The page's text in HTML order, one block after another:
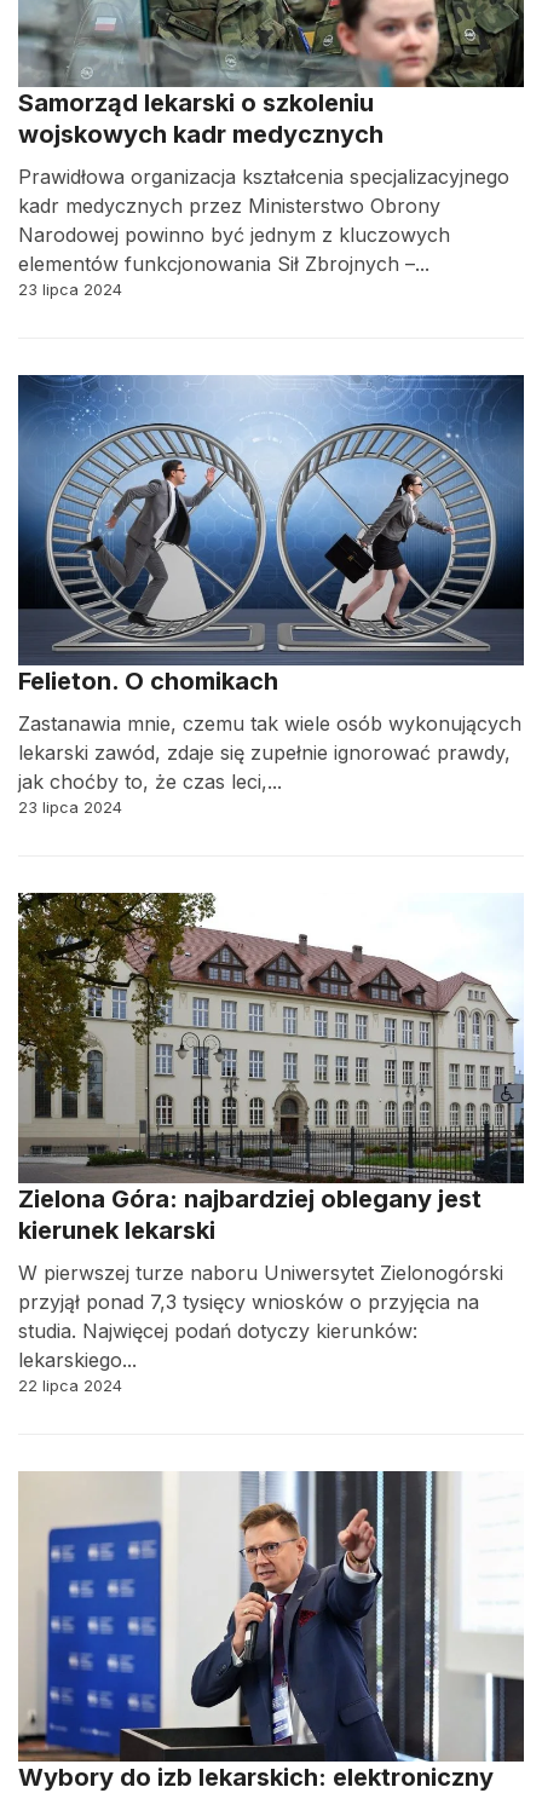
Samorząd lekarski o szkoleniu
wojskowych kadr medycznych
Prawidłowa organizacja kształcenia specjalizacyjnego
kadr medycznych przez Ministerstwo Obrony
Narodowej powinno być jednym z kluczowych
elementów funkcjonowania Sił Zbrojnych –...
23 lipca 2024
Felieton. O chomikach
Zastanawia mnie, czemu tak wiele osób wykonujących
lekarski zawód, zdaje się zupełnie ignorować prawdy,
jak choćby to, że czas leci,...
23 lipca 2024
Zielona Góra: najbardziej oblegany jest
kierunek lekarski
W pierwszej turze naboru Uniwersytet Zielonogórski
przyjął ponad 7,3 tysięcy wniosków o przyjęcia na
studia. Najwięcej podań dotyczy kierunków:
lekarskiego...
22 lipca 2024
Wybory do izb lekarskich: elektroniczny